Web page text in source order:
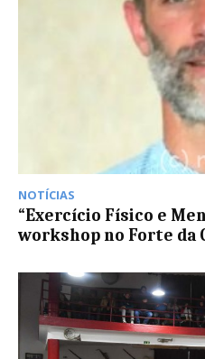
NOTÍCIAS
“Exercício Físico e
workshop no Forte da